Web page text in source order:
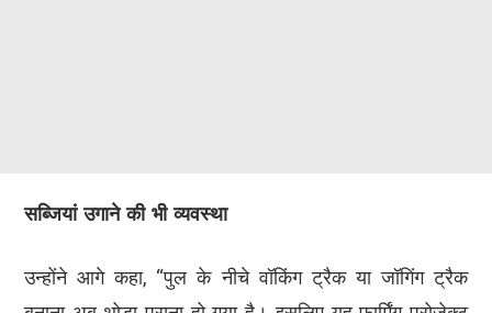
सब्जियां उगाने की भी व्यवस्था
उन्होंने आगे कहा, “पुल के नीचे वॉकिंग ट्रैक या जॉगिंग ट्रैक